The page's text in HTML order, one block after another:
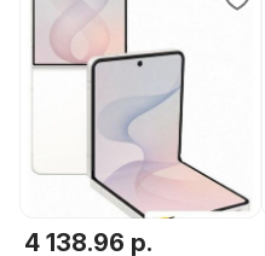
4 138.96 р.